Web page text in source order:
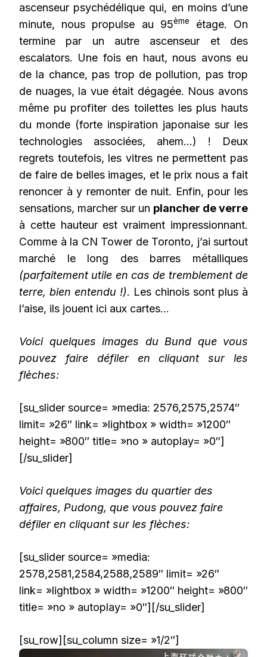
ascenseur psychédélique qui, en moins d’une
minute, nous propulse au 95ème
étage. On
termine par un autre ascenseur et des
escalators. Une fois en haut, nous avons eu
de la chance, pas trop de pollution, pas trop
de nuages, la vue était dégagée. Nous avons
même pu profiter des toilettes les plus hauts
du monde (forte inspiration japonaise sur les
technologies associées, ahem…) ! Deux
regrets toutefois, les vitres ne permettent pas
de faire de belles images, et le prix nous a fait
renoncer à y remonter de nuit. Enfin, pour les
sensations, marcher sur un plancher de verre
à cette hauteur est vraiment impressionnant.
Comme à la CN Tower de Toronto, j’ai surtout
marché le long des barres métalliques
(parfaitement utile en cas de tremblement de
terre, bien entendu !). Les chinois sont plus à
l’aise, ils jouent ici aux cartes…
Voici quelques images du Bund que vous
pouvez faire défiler en cliquant sur les
flèches:
[su_slider source= »media: 2576,2575,2574″
limit= »26″ link= »lightbox » width= »1200″
height= »800″ title= »no » autoplay= »0″]
[/su_slider]
Voici quelques images du quartier des
affaires, Pudong, que vous pouvez faire
défiler en cliquant sur les flèches:
[su_slider source= »media:
2578,2581,2584,2588,2589″ limit= »26″
link= »lightbox » width= »1200″ height= »800″
title= »no » autoplay= »0″][/su_slider]
[su_row][su_column size= »1/2″]